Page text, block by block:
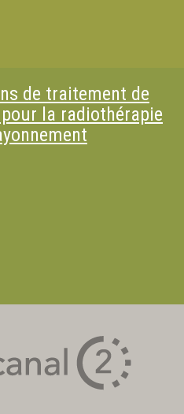
de traitement de
la radiothérapie